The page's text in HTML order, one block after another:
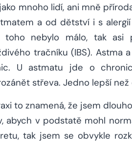
mnoho lidí, ani mně
a od dětství i s
toho nebylo málo, tak asi
tračníku (IBS). Astma
U astmatu jde o
střeva. Jedno lepší než
to znamená, že jsem
abych v podstatě mohl
tak jsem se obvykle